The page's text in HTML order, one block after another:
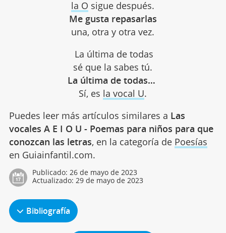
la O sigue después.
Me gusta repasarlas
una, otra y otra vez.
La última de todas
sé que la sabes tú.
La última de todas…
Sí, es la vocal U.
Puedes leer más artículos similares a Las
vocales A E I O U - Poemas para niños para que
conozcan las letras, en la categoría de Poesías
en Guiainfantil.com.
Publicado: 26 de mayo de 2023
Actualizado: 29 de mayo de 2023
Bibliografía